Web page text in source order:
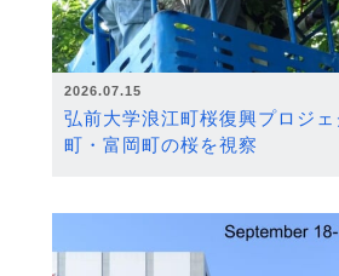
2026.07.15
弘前大学浪江町桜復興プロジ
町・富岡町の桜を視察